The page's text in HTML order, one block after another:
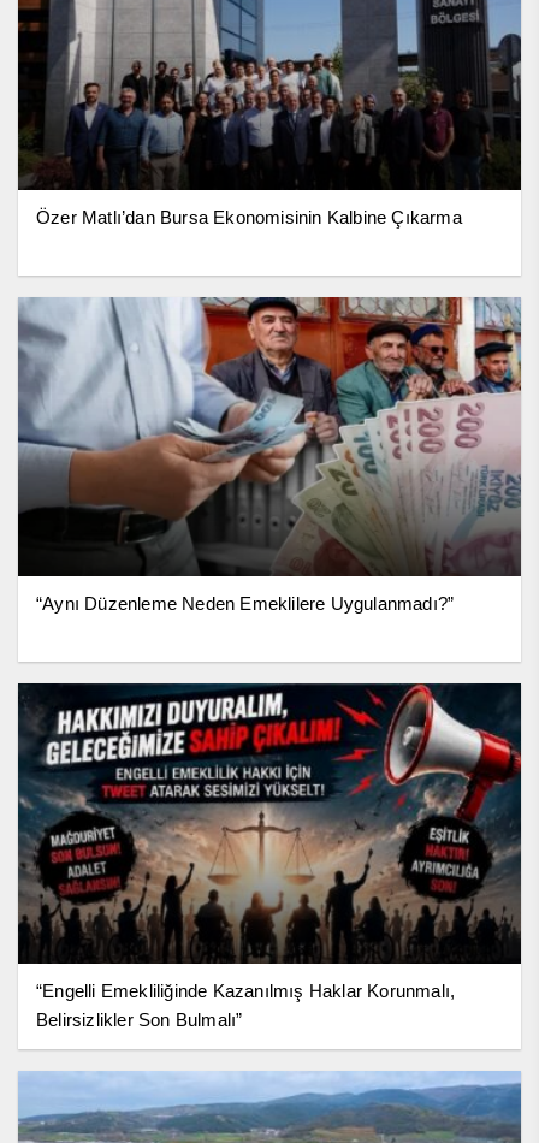
Özer Matlı’dan Bursa Ekonomisinin Kalbine Çıkarma
“Aynı Düzenleme Neden Emeklilere Uygulanmadı?”
“Engelli Emekliliğinde Kazanılmış Haklar Korunmalı,
Belirsizlikler Son Bulmalı”